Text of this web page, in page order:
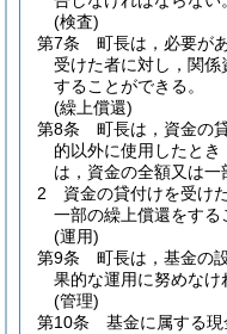
(検査)
第7条
町長は，必要が
受けた者に対し，関
することができる。
(繰上償還)
第8条
町長は，資金の
的以外に使用したと
は，資金の全額又は一
2
資金の貸付けを受け
一部の繰上償還をする
(運用)
第9条
町長は，基金の
果的な運用に努めなけ
(管理)
第10条
基金に属する